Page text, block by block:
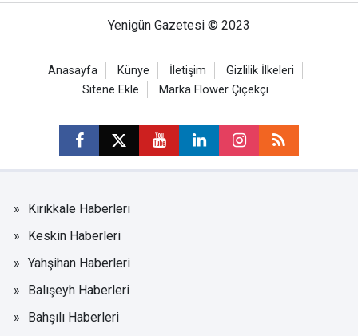
Yenigün Gazetesi © 2023
Anasayfa Künye İletişim
Gizlilik İlkeleri
Sitene Ekle
Marka Flower Çiçekçi
Kırıkkale Haberleri
Keskin Haberleri
Yahşihan Haberleri
Balışeyh Haberleri
Bahşılı Haberleri